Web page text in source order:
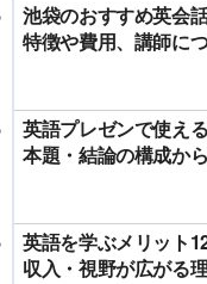
池袋のおすすめ英会
特徴や費用、講師に
英語プレゼンで使え
本題・結論の構成か
英語を学ぶメリット
収入・視野が広がる